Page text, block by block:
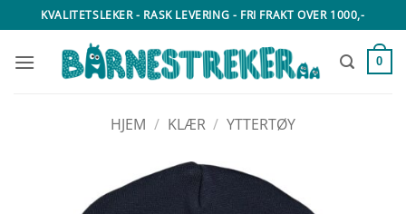
to
content
KVALITETSLEKER - RASK LEVERING - FRI FRAKT OVER 1000,-
0
HJEM / KLÆR / YTTERTØY